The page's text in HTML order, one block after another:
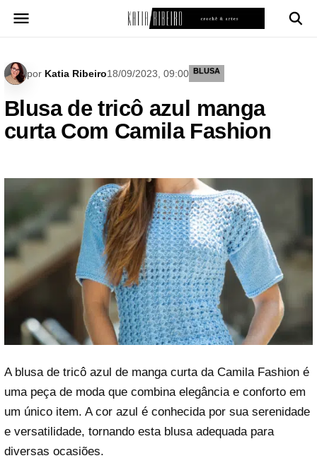
para
por Katia Ribeiro18/09/2023, 09:00 BLUSA
Blusa de tricô azul manga
curta Com Camila Fashion
A blusa de tricô azul de manga curta da Camila Fashion é
uma peça de moda que combina elegância e conforto em
um único item. A cor azul é conhecida por sua serenidade
e versatilidade, tornando esta blusa adequada para
diversas ocasiões.